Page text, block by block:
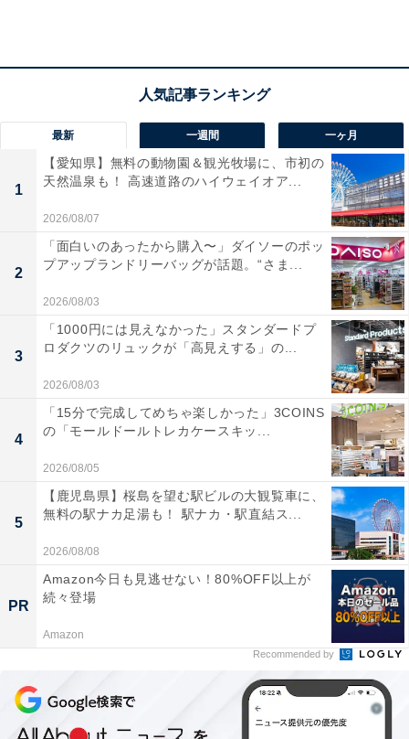
「2人とも同じ事業部だったので、Googleカレンダーで
スケジュールが見れました。私も彼も会議が少ない日
に、木藤さんが『ホテルのデイユースで仕事しない？』
と誘ってきて。コロナ禍で、ビジネスホテルが“リモート
ワーク応援プラン”とかを出していて、朝から夜の21時頃
まで、3000円くらいで利用できるんです」
頻繁にデイユースを利用するようになった2人。コンビ
ニやデパ地下のお総菜を買ってきて、部屋でランチをし
たという。
「私たちが頻繁にあっていた2020年夏ごろは、めちゃく
ちゃコロナ警戒中だったので、私も休日は外出しない
し、彼も、家とホテルの行き来でした。外で飲んだりデ
ートしたりしないので、かなり安全だったと思います」
最新 一週間 一ヶ月
1
【愛知県】無料の動物園＆観光牧場に、市初の
天然温泉も！ 高速道路のハイウェイオア...
2026/08/07
2
「面白いのあったから購入〜」ダイソーのポッ
プアップランドリーバッグが話題。“さま...
2026/08/03
3
「1000円には見えなかった」スタンダードプ
ロダクツのリュックが「高見えする」の...
2026/08/03
4
「15分で完成してめちゃ楽しかった」3COINS
の「モールドールトレカケースキッ...
2026/08/05
5
【鹿児島県】桜島を望む駅ビルの大観覧車に、
無料の駅ナカ足湯も！ 駅ナカ・駅直結ス...
2026/08/08
PR
Amazon今日も見逃せない！80%OFF以上が
続々登場
Amazon
Recommended by